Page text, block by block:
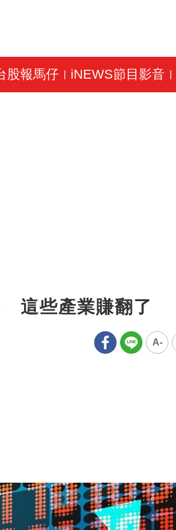
股報馬仔| iNEWS節目影音
這些產業賺翻了
A-